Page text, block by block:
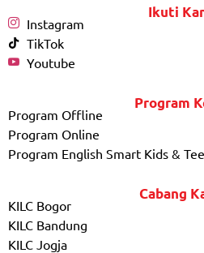
Ikuti
Instagram
TikTok
Youtube
Program
Program Offline
Program Online
Program English Smart Kids &
Cabang
KILC Bogor
KILC Bandung
KILC Jogja